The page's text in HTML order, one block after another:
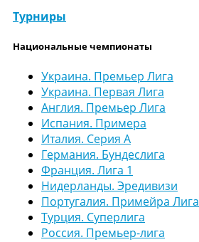
Турниры
Национальные чемпионаты
Украина. Премьер Лига
Украина. Первая Лига
Англия. Премьер Лига
Испания. Примера
Италия. Серия А
Германия. Бундеслига
Франция. Лига 1
Нидерланды. Эредивизи
Португалия. Примейра Лига
Турция. Суперлига
Россия. Премьер-лига